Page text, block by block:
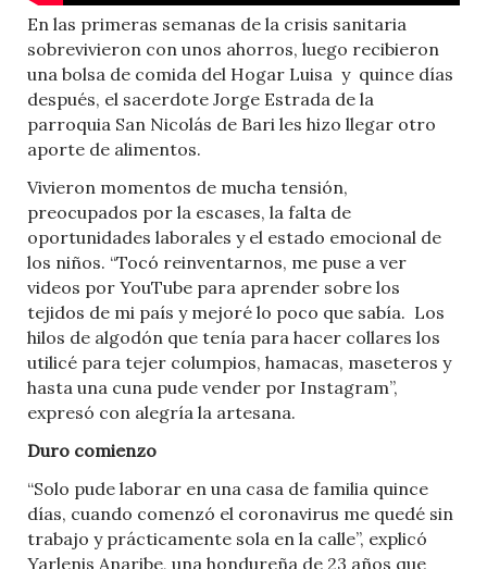
En las primeras semanas de la crisis sanitaria
sobrevivieron con unos ahorros, luego recibieron
una bolsa de comida del Hogar Luisa y quince días
después, el sacerdote Jorge Estrada de la
parroquia San Nicolás de Bari les hizo llegar otro
aporte de alimentos.
Vivieron momentos de mucha tensión,
preocupados por la escases, la falta de
oportunidades laborales y el estado emocional de
los niños. “Tocó reinventarnos, me puse a ver
videos por YouTube para aprender sobre los
tejidos de mi país y mejoré lo poco que sabía. Los
hilos de algodón que tenía para hacer collares los
utilicé para tejer columpios, hamacas, maseteros y
hasta una cuna pude vender por Instagram”,
expresó con alegría la artesana.
Duro comienzo
“Solo pude laborar en una casa de familia quince
días, cuando comenzó el coronavirus me quedé sin
trabajo y prácticamente sola en la calle”, explicó
Yarlenis Anaribe, una hondureña de 23 años que